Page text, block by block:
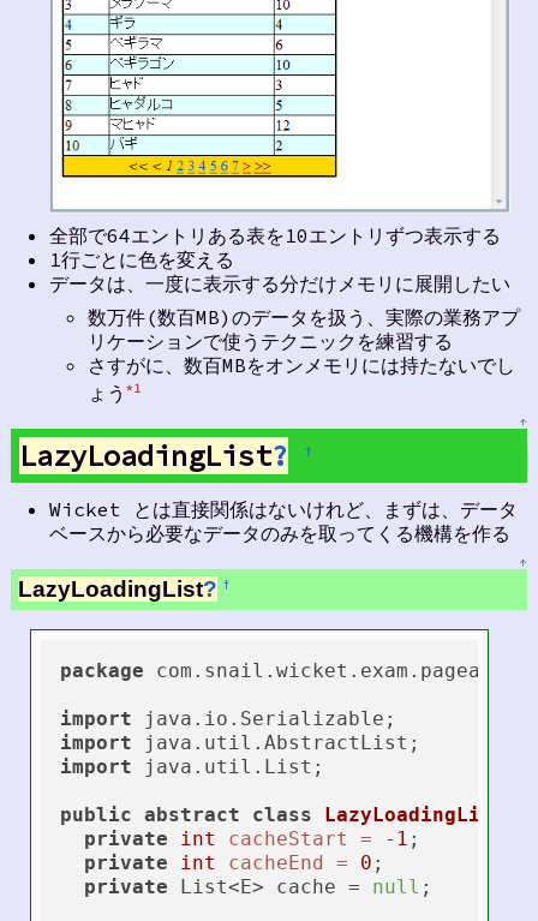
全部で64エントリある表を10エントリずつ表示する
1行ごとに色を変える
データは、一度に表示する分だけメモリに展開したい
数万件(数百MB)のデータを扱う、実際の業務アプ
リケーションで使うテクニックを練習する
さすがに、数百MBをオンメモリには持たないでし
ょう *1
↑
LazyLoadingList? †
Wicket とは直接関係はないけれど、まずは、データ
ベースから必要なデータのみを取ってくる機構を作る
↑
LazyLoadingList? †
package com.snail.wicket.exam.pageable;
import
import
import java.util.List;
public abstract class LazyLoadingList
private
int cacheStart = - 1 ;
private
int cacheEnd = 0 ;
private List<E> cache = null ;